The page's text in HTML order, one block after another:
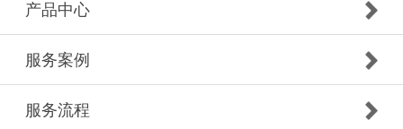
产品中心
服务案例
服务流程